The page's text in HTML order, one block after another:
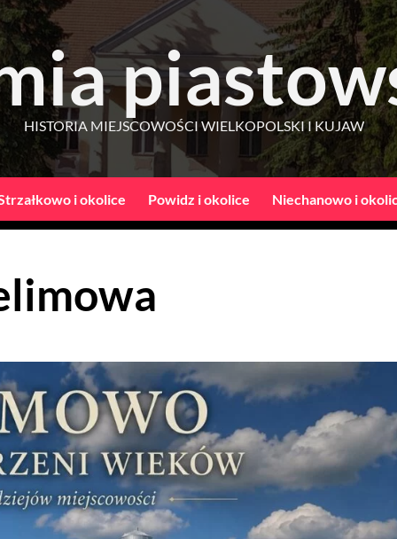
HISTORIA MIEJSCOWOŚCI WIELKOPOLSKI I KUJAW
i okolice Powidz i okolice Niechanowo i